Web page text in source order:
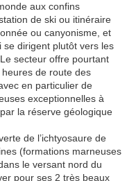
aux confins
de ski ou itinéraire
ou canyonisme, et
se dirigent plutôt vers les
secteur offre pourtant
de route des
en particulier de
exceptionnelles à
la réserve géologique
de l’ichtyosaure de
(formations marneuses
le versant nord du
pour ses 2 très beaux